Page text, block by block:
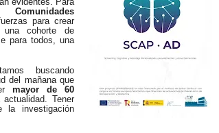
Comunidades
para crear
cohorte de
para todos, una
buscando
del mañana que
mayor de 60
Tener
la investigación